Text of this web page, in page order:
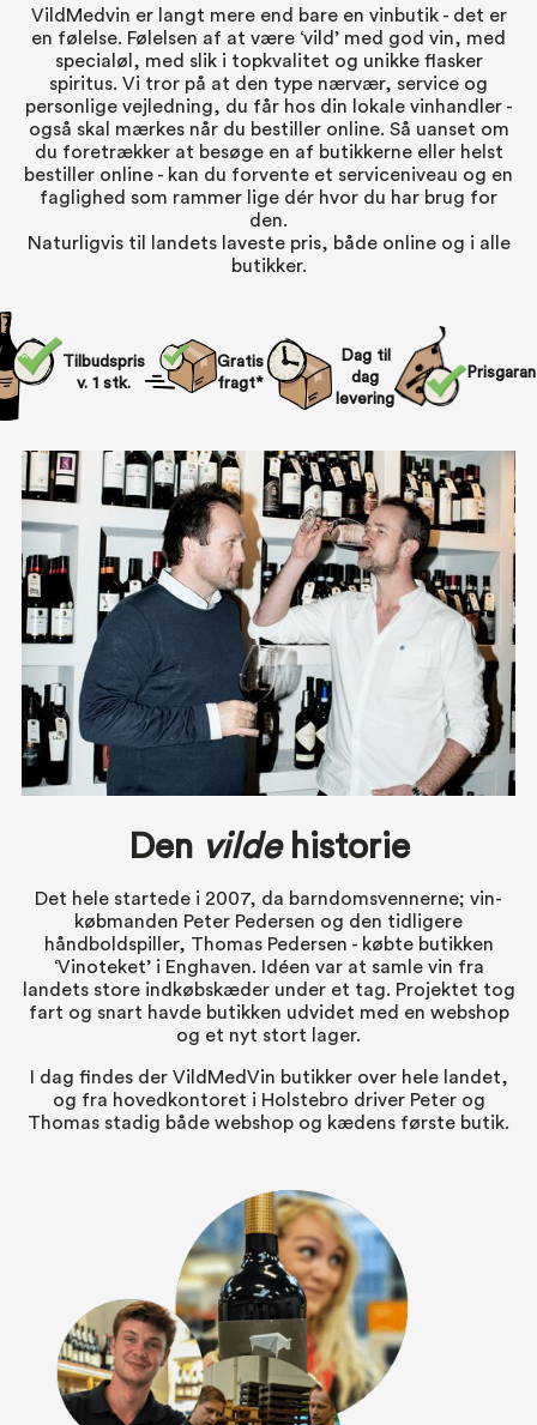
VildMedvin er langt mere end bare en vinbutik - det er
en følelse. Følelsen af at være ‘vild’ med god vin, med
specialøl, med slik i topkvalitet og unikke flasker
spiritus. Vi tror på at den type nærvær, service og
personlige vejledning, du får hos din lokale vinhandler -
også skal mærkes når du bestiller online. Så uanset om
du foretrækker at besøge en af butikkerne eller helst
bestiller online - kan du forvente et serviceniveau og en
faglighed som rammer lige dér hvor du har brug for
den.
Naturligvis til landets laveste pris, både online og i alle
butikker.
Tilbudspris
v. 1 stk.
Gratis
fragt*
Dag til
dag
levering
Den vildehistorie
Det hele startede i 2007, da barndomsvennerne; vin-
købmanden Peter Pedersen og den tidligere
håndboldspiller, Thomas Pedersen - købte butikken
‘Vinoteket’ i Enghaven. Idéen var at samle vin fra
landets store indkøbskæder under et tag. Projektet tog
fart og snart havde butikken udvidet med en webshop
og et nyt stort lager.
I dag findes der VildMedVin butikker over hele landet,
og fra hovedkontoret i Holstebro driver Peter og
Thomas stadig både webshop og kædens første butik.